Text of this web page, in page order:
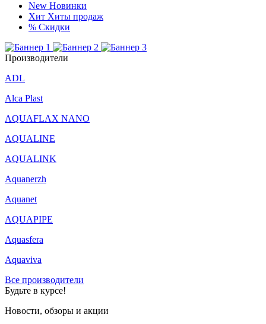
New Новинки
Хит Хиты продаж
% Скидки
Производители
ADL
Alca Plast
AQUAFLAX NANO
AQUALINE
AQUALINK
Aquanerzh
Aquanet
AQUAPIPE
Aquasfera
Aquaviva
Все производители
Будьте в курсе!
Новости, обзоры и акции